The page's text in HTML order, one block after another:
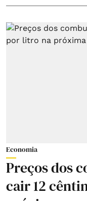
Economia
Preços dos
cair 12